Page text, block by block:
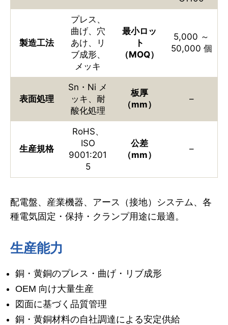
製造工法
プレス、
曲げ、穴
あけ、リ
ブ成形、
メッキ
最小ロッ
ト
（MOQ）
5,000 ～
50,000 個
表面処理
Sn・Ni メ
ッキ、耐
酸化処理
板厚
（mm）
–
生産規格
RoHS、
ISO
9001:201
5
公差
（mm）
–
配電盤、産業機器、アース（接地）システム、各
種電気固定・保持・クランプ用途に最適。
生産能力
銅・黄銅のプレス・曲げ・リブ成形
OEM 向け大量生産
図面に基づく品質管理
銅・黄銅材料の自社調達による安定供給